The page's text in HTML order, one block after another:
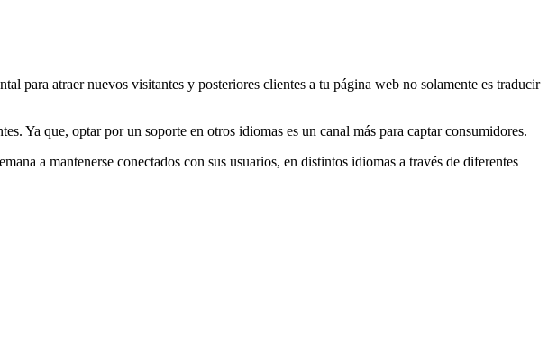
para atraer nuevos visitantes y posteriores clientes a tu página web no solamente es traducir
Ya que, optar por un soporte en otros idiomas es un canal más para captar consumidores.
a mantenerse conectados con sus usuarios, en distintos idiomas a través de diferentes